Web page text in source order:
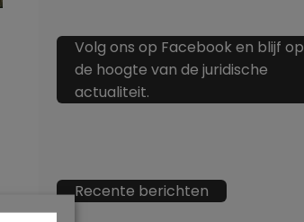
Volg ons op Facebook en blijf op
de hoogte van de juridische
actualiteit.
Recente berichten